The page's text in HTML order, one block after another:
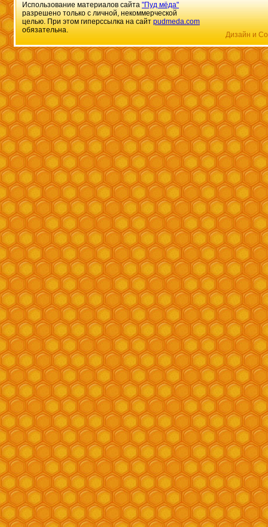
Использование материалов сайта"Пуд мёда"
разрешено только с личной, некоммерческой
целью. При этом гиперссылка на сайтpudmeda.com
обязательна.
Дизайн и